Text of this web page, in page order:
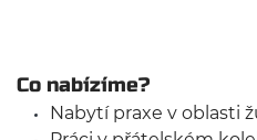
Co nabízíme?
Nabytí praxe v oblasti